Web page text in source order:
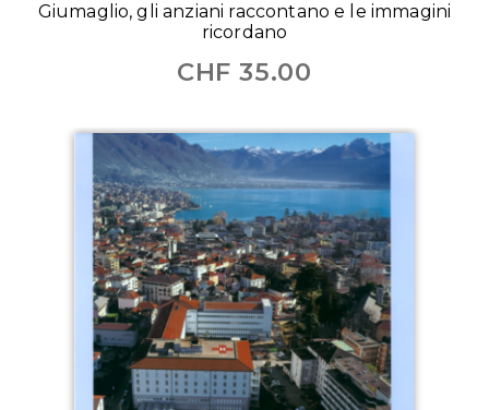
Giumaglio, gli anziani raccontano e le immagini
ricordano
CHF 35.00